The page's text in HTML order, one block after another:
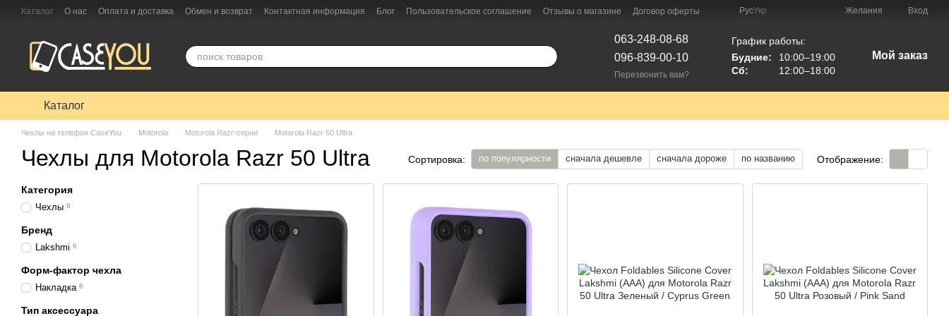
Перейти к основному контенту
Каталог О нас Оплата и доставка Обмен и возврат Контактная информация Блог Пользовательское соглашение Отзывы о магазине Договор оферты РусУкр Желания Вход
063-248-08-68
096-839-00-10
Перезвонить вам?
График работы:
Будние:
10:00–19:00
Сб:
12:00–18:00
Мой заказ
Каталог
Чехлы на телефон CaseYou Motorola Motorola Razr-серии Motorola Razr 50 Ultra
Чехлы для Motorola Razr 50 Ultra Сортировка: по популярности сначала дешевле сначала дороже по названию Отображение:
Категория
Чехлы 6
Бренд
Lakshmi 6
Форм-фактор чехла
Накладка 6
Тип аксессуара